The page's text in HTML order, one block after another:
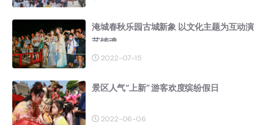
淹城春秋乐园古城新象 以文化主题为互动演
艺铸魂
2022-07-15
景区人气“上新” 游客欢度缤纷假日
2022-06-06